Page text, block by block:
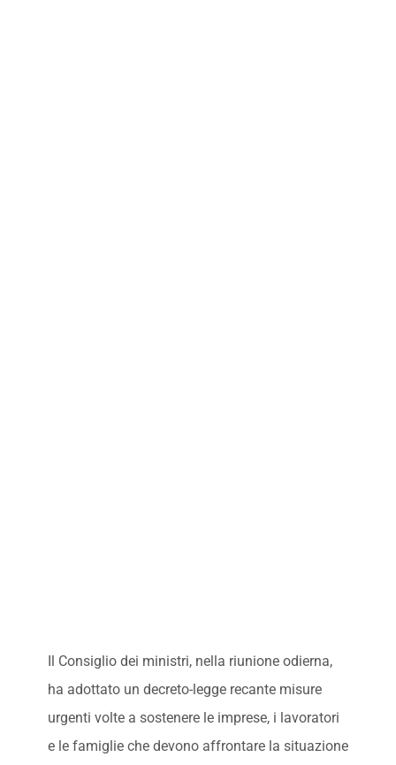
Il Consiglio dei ministri, nella riunione odierna,
ha adottato un decreto-legge recante misure
urgenti volte a sostenere le imprese, i lavoratori
e le famiglie che devono affrontare la situazione